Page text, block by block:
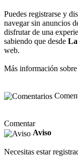
Puedes registrarse y
navegar sin anuncios
disfrutar de una
sabiendo que desde
web.
Más información sobre
Comentar
Aviso
Necesitas estar